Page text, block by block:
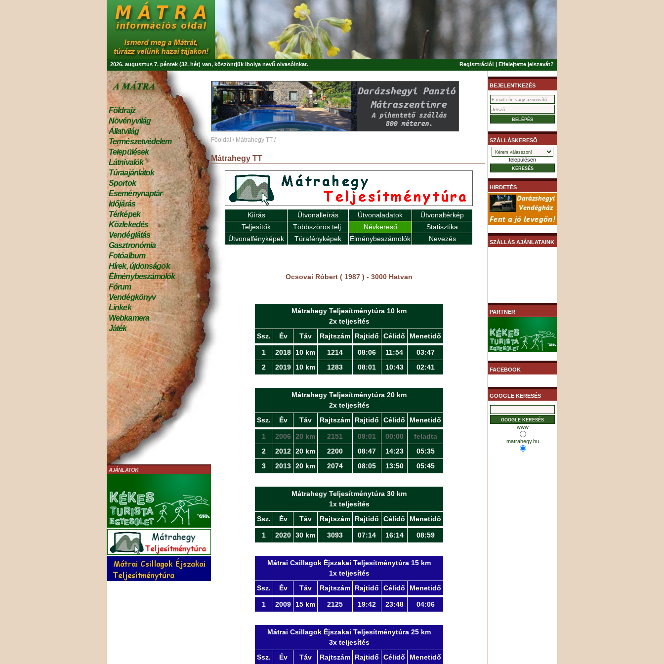
2026. augusztus 7. péntek (32. hét) van, köszöntjük Ibolya nevű olvasóinkat. Regisztráció! | Elfelejtette jelszavát?
Földrajz
Növényvilág
Állatvilág
Természetvédelem
Települések
Látnivalók
Túraajánlatok
Sportok
Eseménynaptár
Időjárás
Térképek
Közlekedés
Vendéglátás
Gasztronómia
Fotóalbum
Hírek, újdonságok
Élménybeszámolók
Fórum
Vendégkönyv
Linkek
Webkamera
Játék
AJÁNLATOK
Főoldal / Mátrahegy TT /
Mátrahegy TT
Kiírás Útvonalleírás Útvonaladatok
Útvonaltérkép
Teljesítők
Többszörös telj. Névkereső
Statisztika
Útvonalfényképek
Túrafényképek Élménybeszámolók Nevezés
Ocsovai Róbert ( 1987 ) - 3000 Hatvan
Mátrahegy Teljesítménytúra 10 km
2x teljesítés
Ssz.
Év Táv Rajtszám Rajtidő Célidő Menetidő
1 2018 10 km 1214 08:06 11:54
03:47
2
2019 10 km 1283 08:01 10:43 02:41
Mátrahegy Teljesítménytúra 20 km
2x teljesítés
Ssz.
Év Táv Rajtszám Rajtidő Célidő Menetidő
1 2006 20 km 2151 09:01 00:00
feladta
2
2012 20 km 2200 08:47 14:23
05:35
3
2013 20 km 2074 08:05 13:50 05:45
Mátrahegy Teljesítménytúra 30 km
1x teljesítés
Ssz.
Év Táv Rajtszám Rajtidő Célidő Menetidő
1 2020 30 km 3093 07:14 16:14 08:59
Mátrai Csillagok Éjszakai Teljesítménytúra 15 km
1x teljesítés
Ssz.
Év Táv Rajtszám Rajtidő Célidő Menetidő
1 2009 15 km 2125 19:42 23:48 04:06
Mátrai Csillagok Éjszakai Teljesítménytúra 25 km
3x teljesítés
Ssz.
Év Táv Rajtszám Rajtidő Célidő Menetidő
BEJELENTKEZÉS
SZÁLLÁSKERESÕ
településen
HIRDETÉS
SZÁLLÁS AJÁNLATAINK
PARTNER
FACEBOOK
GOOGLE KERESÉS
www
matrahegy.hu